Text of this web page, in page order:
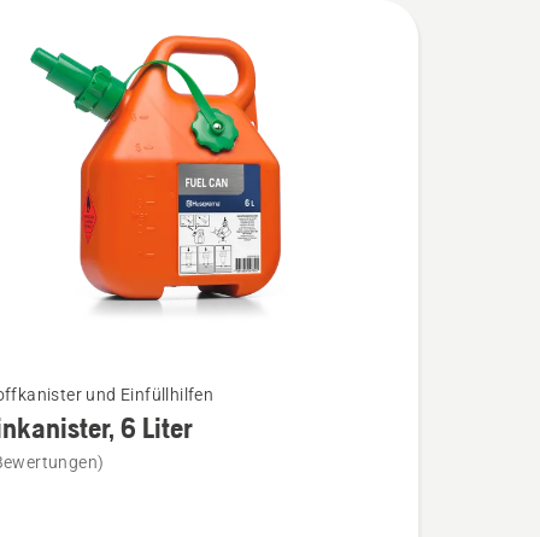
und Einfüllhilfen
6 Liter